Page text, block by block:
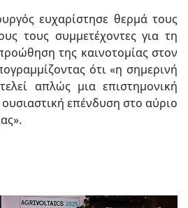
ευχαρίστησε θερμά τους
τους συμμετέχοντες για τη
της καινοτομίας στον
ότι «η σημερινή
απλώς μια επιστημονική
επένδυση στο αύριο